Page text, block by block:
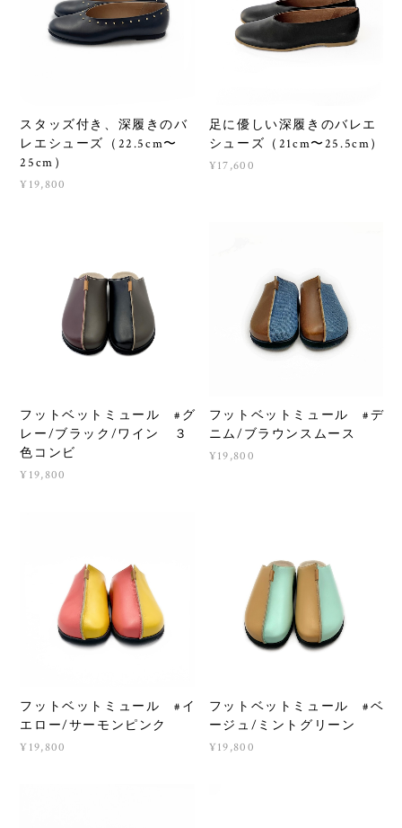
スタッズ付き、深履きのバ
レエシューズ（22.5cm〜
25cm）
¥19,800
足に優しい深履きのバレエ
シューズ（21cm〜25.5cm）
¥17,600
フットベットミュール #グ
レー/ブラック/ワイン ３
色コンビ
¥19,800
フットベットミュール #デ
ニム/ブラウンスムース
¥19,800
フットベットミュール #イ
エロー/サーモンピンク
¥19,800
フットベットミュール #ベ
ージュ/ミントグリーン
¥19,800